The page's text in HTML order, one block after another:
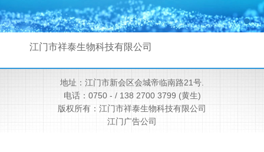
江门市祥泰生物科技有限公司
地址：江门市新会区会城帝临南路21号.
电话： 0750 - / 138 2700 3799 (黄生)
版权所有：江门市祥泰生物科技有限公司
江门广告公司